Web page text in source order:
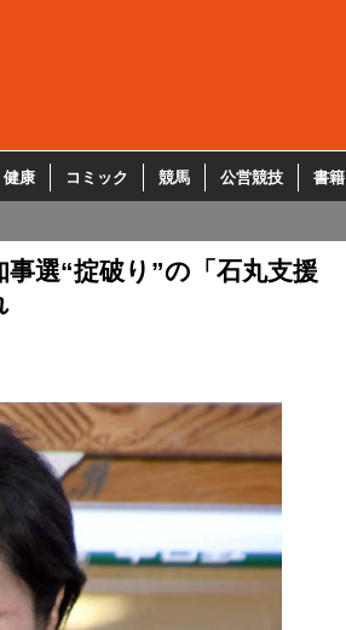
健康 コミック 競馬 公営競技 書籍
選“掟破り”の「石丸支援